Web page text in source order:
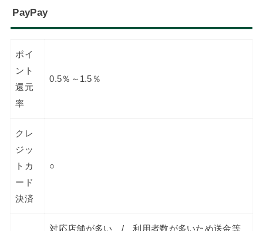
PayPay
ポイ
ント
還元
率
0.5％～1.5％
クレ
ジッ
トカ
ード
決済
○
対応店舗が多い / 利用者数が多いため送金等